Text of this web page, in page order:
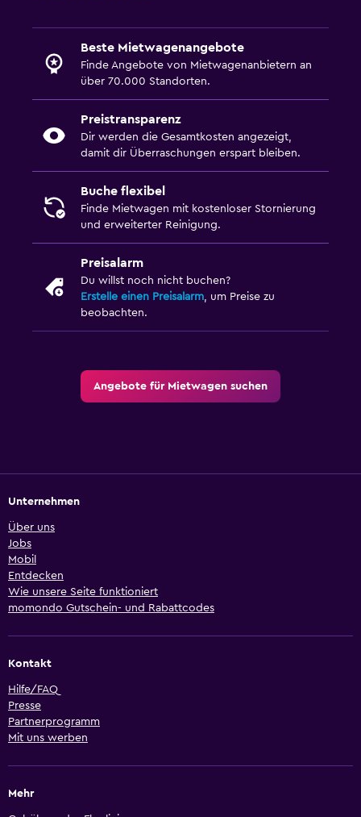
Beste Mietwagenangebote
Finde Angebote von Mietwagenanbietern an
über 70.000 Standorten.
Preistransparenz
Dir werden die Gesamtkosten angezeigt,
damit dir Überraschungen erspart bleiben.
Buche flexibel
Finde Mietwagen mit kostenloser Stornierung
und erweiterter Reinigung.
Preisalarm
Du willst noch nicht buchen?
Erstelle einen Preisalarm, um Preise zu
beobachten.
Angebote für Mietwagen suchen
Unternehmen
Über uns
Jobs
Mobil
Entdecken
Wie unsere Seite funktioniert
momondo Gutschein- und Rabattcodes
Kontakt
Hilfe/FAQ
Presse
Partnerprogramm
Mit uns werben
Mehr